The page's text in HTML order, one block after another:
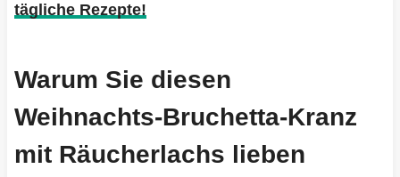
tägliche Rezepte!
Warum Sie diesen
Weihnachts-Bruchetta-Kranz
mit Räucherlachs lieben